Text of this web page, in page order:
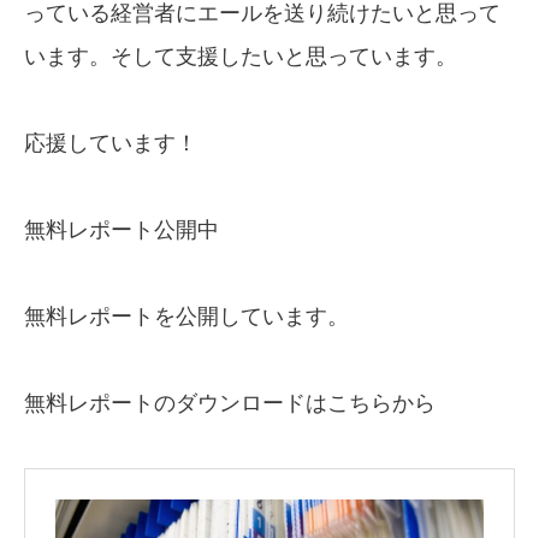
っている経営者にエールを送り続けたいと思って
います。そして支援したいと思っています。
応援しています！
無料レポート公開中
無料レポートを公開しています。
無料レポートのダウンロードはこちらから